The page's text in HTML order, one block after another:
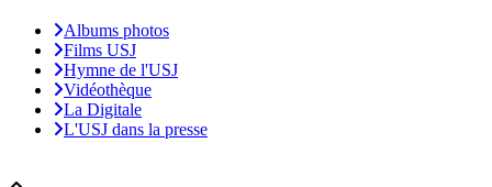
Albums photos
Films USJ
Hymne de l'USJ
Vidéothèque
La Digitale
L'USJ dans la presse